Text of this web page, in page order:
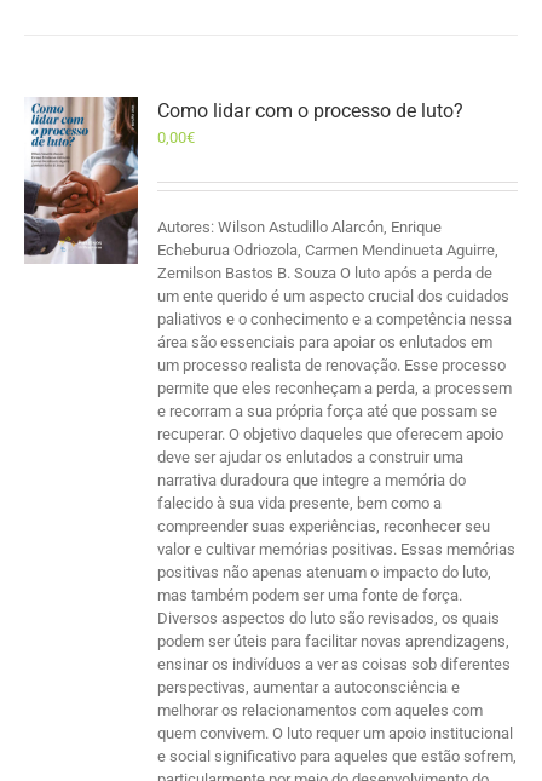
Como lidar com o processo de luto?
0,00€
Autores: Wilson Astudillo Alarcón, Enrique
Echeburua Odriozola, Carmen Mendinueta Aguirre,
Zemilson Bastos B. Souza O luto após a perda de
um ente querido é um aspecto crucial dos cuidados
paliativos e o conhecimento e a competência nessa
área são essenciais para apoiar os enlutados em
um processo realista de renovação. Esse processo
permite que eles reconheçam a perda, a processem
e recorram a sua própria força até que possam se
recuperar. O objetivo daqueles que oferecem apoio
deve ser ajudar os enlutados a construir uma
narrativa duradoura que integre a memória do
falecido à sua vida presente, bem como a
compreender suas experiências, reconhecer seu
valor e cultivar memórias positivas. Essas memórias
positivas não apenas atenuam o impacto do luto,
mas também podem ser uma fonte de força.
Diversos aspectos do luto são revisados, os quais
podem ser úteis para facilitar novas aprendizagens,
ensinar os indivíduos a ver as coisas sob diferentes
perspectivas, aumentar a autoconsciência e
melhorar os relacionamentos com aqueles com
quem convivem. O luto requer um apoio institucional
e social significativo para aqueles que estão sofrem,